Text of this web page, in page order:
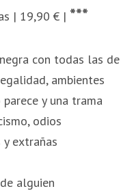
| 19,90 € | ***
con todas las de
ambientes
y una trama
odios
extrañas
alguien